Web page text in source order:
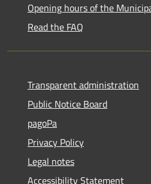
Opening hours of the
Read the FAQ
Transparent administration
Public Notice Board
pagoPa
Privacy Policy
Legal notes
Accessibility Statement